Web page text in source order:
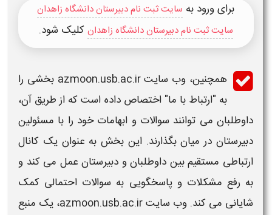
برای ورود به سایت ثبت نام دبیرستان دانشگاه زاهدان
سایت ثبت نام دبیرستان دانشگاه زاهدان کلیک شود.
همچنین، وب سایت azmoon.usb.ac.ir بخشی را
به "ارتباط با ما" اختصاص داده است که از طریق آن،
داوطلبان می توانند سوالات و ابهامات خود را با مسئولین
دبیرستان در میان بگذارند. این بخش به عنوان یک کانال
ارتباطی مستقیم بین داوطلبان و دبیرستانعمل می کند و
به رفع مشکلات و پاسخگویی به سوالات احتمالی کمک
شایانی می کند. وب سایت azmoon.usb.ac.ir، یک منبع